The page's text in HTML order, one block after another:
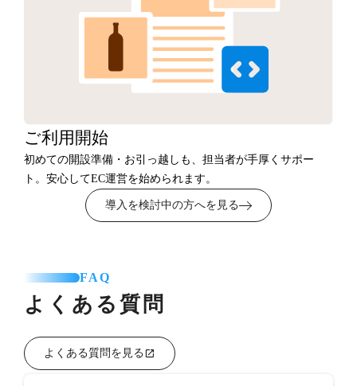
ご利用開始
初めての開設準備・お引っ越しも、担当者が手厚くサポー
ト。安心してEC運営を始められます。
導入を検討中の方へを見る
FAQ
よくある質問
よくある質問を見る